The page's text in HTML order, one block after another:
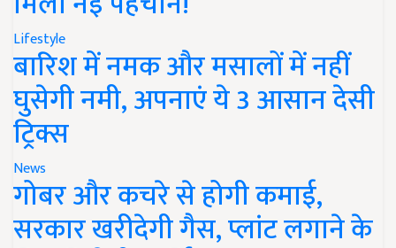
Lifestyle
बारिश में नमक और मसालों में नहीं
घुसेगी नमी, अपनाएं ये 3 आसान देसी
ट्रिक्स
News
गोबर और कचरे से होगी कमाई,
सरकार खरीदेगी गैस, प्लांट लगाने के